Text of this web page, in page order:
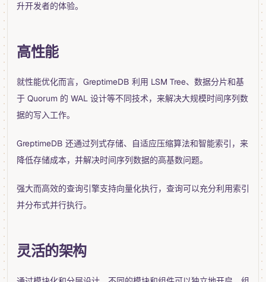
升开发者的体验。
高性能
就性能优化而言，GreptimeDB 利用 LSM Tree、数据分片和基
于 Quorum 的 WAL 设计等不同技术，来解决大规模时间序列数
据的写入工作。
GreptimeDB 还通过列式存储、自适应压缩算法和智能索引，来
降低存储成本，并解决时间序列数据的高基数问题。
强大而高效的查询引擎支持向量化执行，查询可以充分利用索引
并分布式并行执行。
灵活的架构